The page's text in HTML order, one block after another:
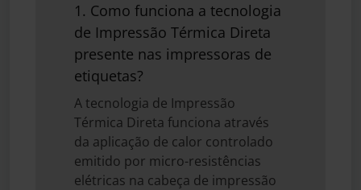
1. Como funciona a tecnologia
de Impressão Térmica Direta
presente nas impressoras de
etiquetas?
A tecnologia de Impressão
Térmica Direta funciona através
da aplicação de calor controlado
emitido por micro-resistências
elétricas na cabeça de impressão